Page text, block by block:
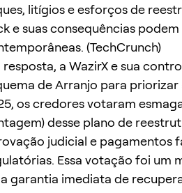
litígios e esforços de
e suas consequências
(TechCrunch)
resposta, a WazirX e sua
de Arranjo para
os credores votaram
desse plano de
judicial e pagamentos
Essa votação foi um
garantia imediata de